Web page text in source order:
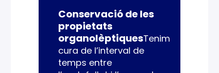
Conservació de les
propietats
organolèptiquesTenim
cura de l’interval de
temps entre